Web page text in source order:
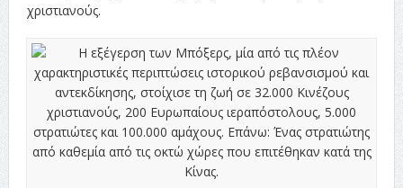
χριστιανούς.